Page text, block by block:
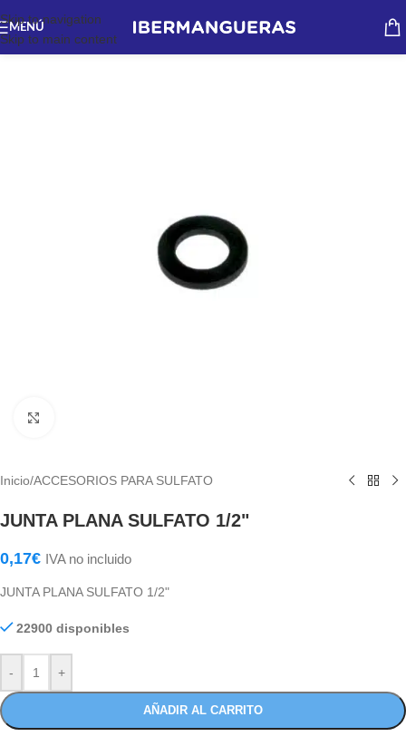
Skip to navigation
Skip to main content
MENÚ
Inicio/ACCESORIOS PARA SULFATO
JUNTA PLANA SULFATO 1/2"
0,17€ IVA no incluido
JUNTA PLANA SULFATO 1/2"
22900 disponibles
- +
AÑADIR AL CARRITO